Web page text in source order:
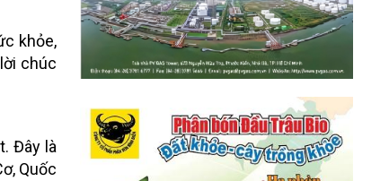
khỏe,
chúc
Đây là
Quốc